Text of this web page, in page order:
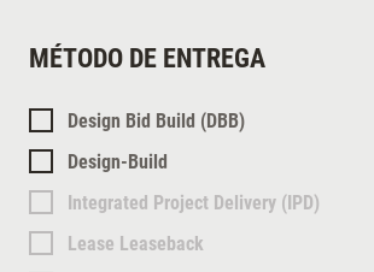
MÉTODO DE ENTREGA
Design Bid Build (DBB)
Design-Build
Integrated Project Delivery (IPD)
Lease Leaseback